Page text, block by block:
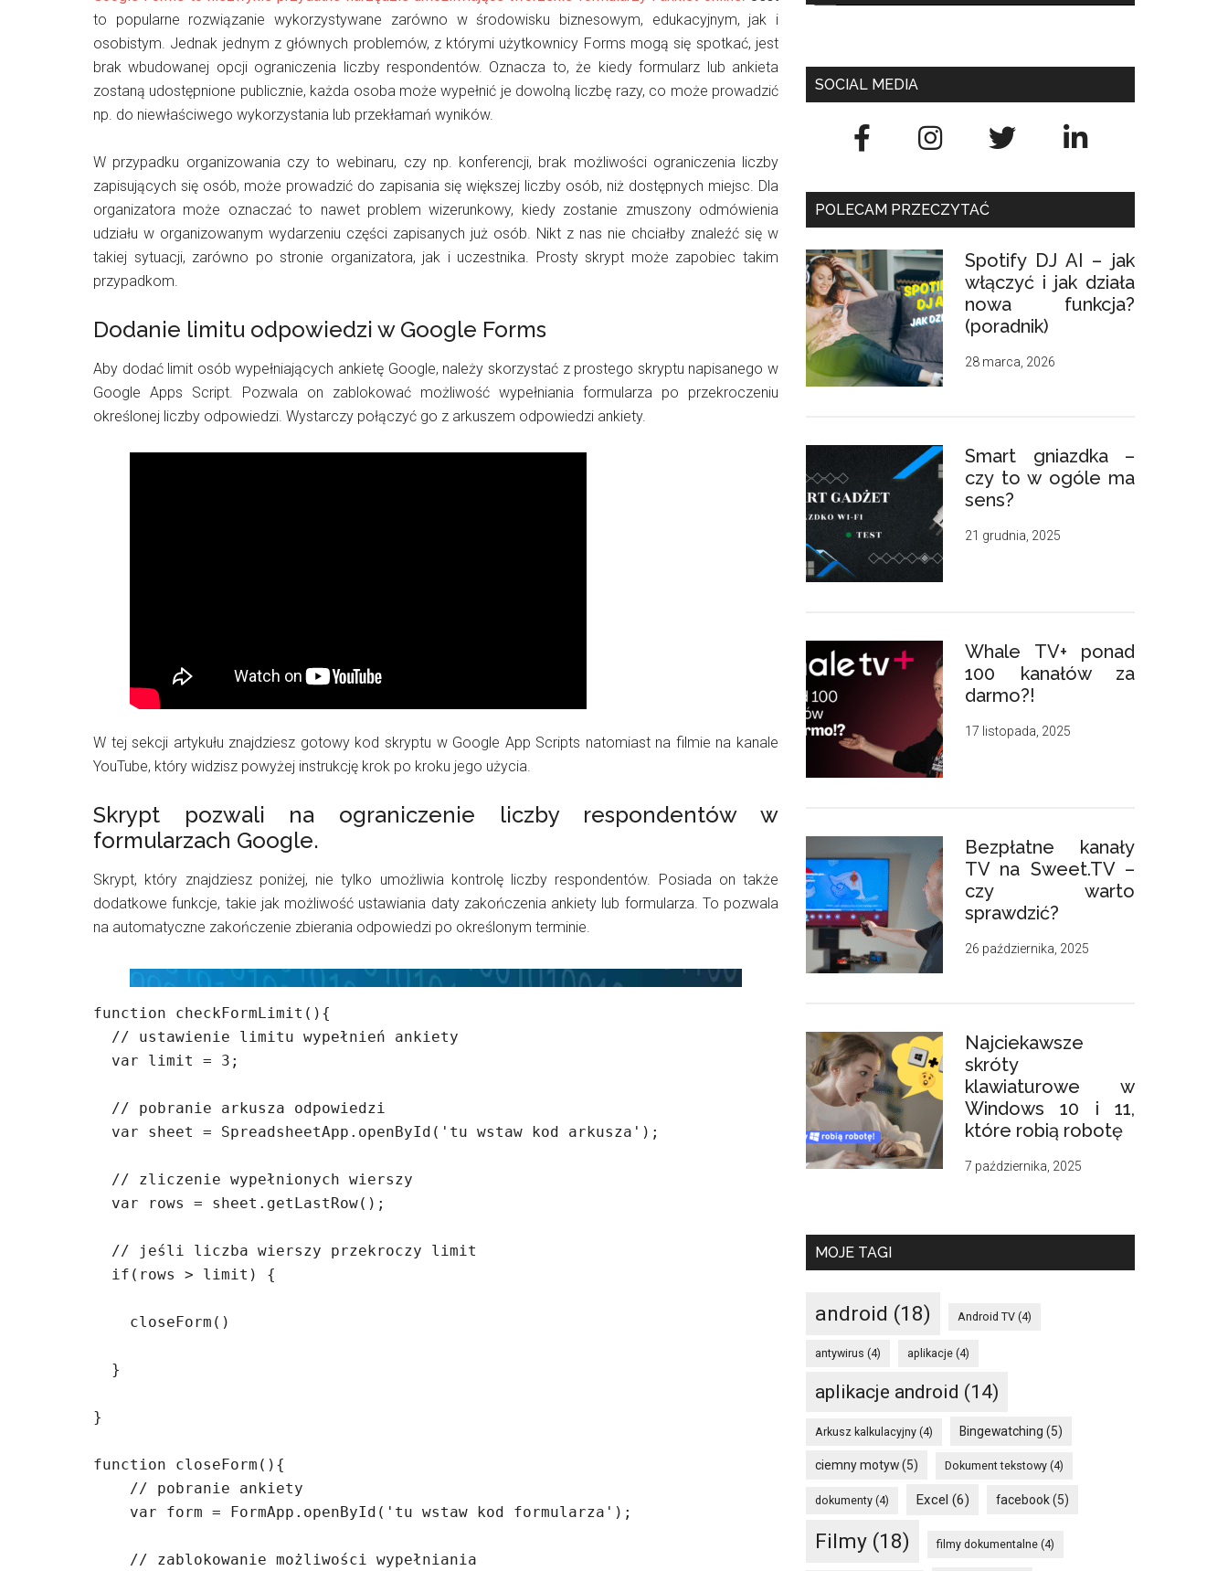
to popularne rozwiązanie wykorzystywane zarówno w środowisku biznesowym, edukacyjnym, jak i
osobistym. Jednak jednym z głównych problemów, z którymi użytkownicy Forms mogą się spotkać, jest
brak wbudowanej opcji ograniczenia liczby respondentów. Oznacza to, że kiedy formularz lub ankieta
zostaną udostępnione publicznie, każda osoba może wypełnić je dowolną liczbę razy, co może prowadzić
np. do niewłaściwego wykorzystania lub przekłamań wyników.
W przypadku organizowania czy to webinaru, czy np. konferencji, brak możliwości ograniczenia liczby
zapisujących się osób, może prowadzić do zapisania się większej liczby osób, niż dostępnych miejsc. Dla
organizatora może oznaczać to nawet problem wizerunkowy, kiedy zostanie zmuszony odmówienia
udziału w organizowanym wydarzeniu części zapisanych już osób. Nikt z nas nie chciałby znaleźć się w
takiej sytuacji, zarówno po stronie organizatora, jak i uczestnika. Prosty skrypt może zapobiec takim
przypadkom.
Dodanie limitu odpowiedzi w Google Forms
Aby dodać limit osób wypełniających ankietę Google, należy skorzystać z prostego skryptu napisanego w
Google Apps Script. Pozwala on zablokować możliwość wypełniania formularza po przekroczeniu
określonej liczby odpowiedzi. Wystarczy połączyć go z arkuszem odpowiedzi ankiety.
W tej sekcji artykułu znajdziesz gotowy kod skryptu w Google App Scripts natomiast na filmie na kanale
YouTube, który widzisz powyżej instrukcję krok po kroku jego użycia.
Skrypt pozwali na ograniczenie liczby respondentów w
formularzach Google.
Skrypt, który znajdziesz poniżej, nie tylko umożliwia kontrolę liczby respondentów. Posiada on także
dodatkowe funkcje, takie jak możliwość ustawiania daty zakończenia ankiety lub formularza. To pozwala
na automatyczne zakończenie zbierania odpowiedzi po określonym terminie.
function checkFormLimit(){
}
function closeForm(){
SOCIAL MEDIA
POLECAM PRZECZYTAĆ
Spotify DJ AI – jak
włączyć i jak działa
nowa funkcja?
(poradnik)
28 marca, 2026
Smart gniazdka –
czy to w ogóle ma
sens?
21 grudnia, 2025
Whale TV+ ponad
100 kanałów za
darmo?!
17 listopada, 2025
Bezpłatne kanały
TV na Sweet.TV –
czy warto
sprawdzić?
26 października, 2025
Najciekawsze
skróty
klawiaturowe w
Windows 10 i 11,
które robią robotę
7 października, 2025
MOJE TAGI
android (18) Android TV (4)
antywirus (4) aplikacje (4)
aplikacje android (14)
Arkusz kalkulacyjny (4) Bingewatching (5)
ciemny motyw(5) Dokument tekstowy (4)
dokumenty (4) Excel (6) facebook(5)
Filmy (18) filmy dokumentalne (4)